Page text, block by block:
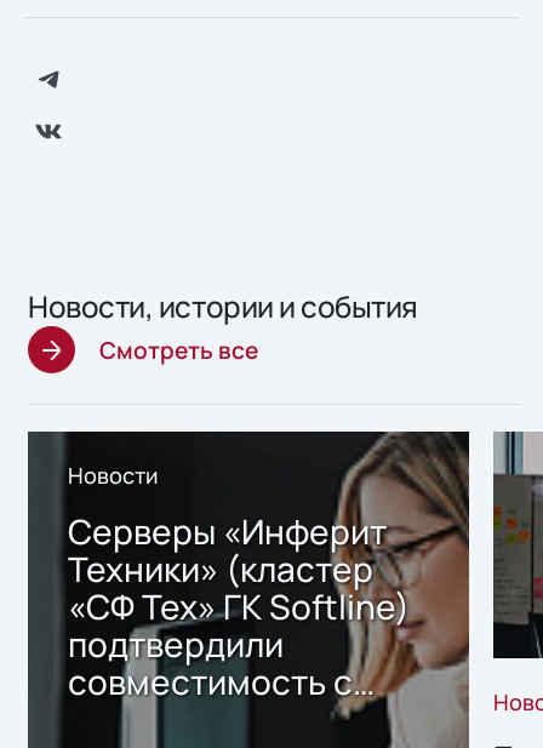
Новости, истории и события
Смотреть все
Новости
Серверы «Инферит
Техники» (кластер
«СФ Тех» ГК Softline)
подтвердили
совместимость с
решением Sharx